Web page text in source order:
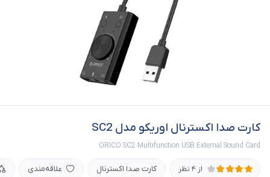
کارت صدا اکسترنال اوریکو مدل SC2
ORICO SC2 Multifunction USB External Sound Card
از 4 نظر کارت صدا اکسترنال علاقه‌مندی